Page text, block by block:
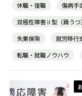
休職・復職
傷病手
双極性障害Ⅱ型（躁うつ）
失業保険
就労移行
転職・就職ノウハウ